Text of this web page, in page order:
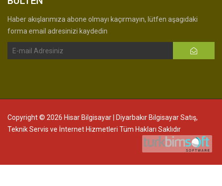
Haber akışlarımıza abone olmayı kaçırmayın, lütfen aşagıdaki
forma email adresinizi kaydedin
Copyright © 2026 Hisar Bilgisayar | Diyarbakır Bilgisayar Satış,
Teknik Servis ve İnternet Hizmetleri Tüm Hakları Saklıdır